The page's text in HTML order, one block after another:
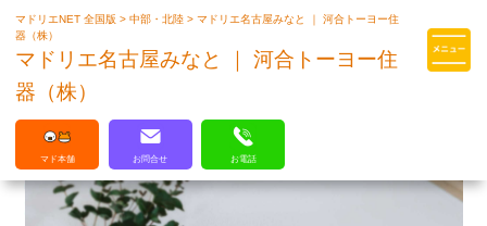
マドリエはLIXILの厳しい基準を
マドリエNET 全国版>中部・北陸>マドリエ名古屋みなと ｜ 河合トーヨー住
器（株）
マドリエ名古屋みなと ｜ 河合トーヨー住
器（株）
マド本舗 お問合せ お電話